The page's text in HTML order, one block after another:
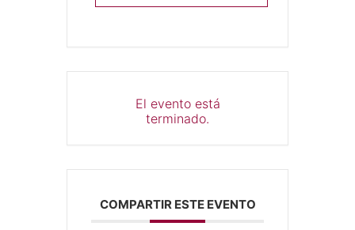
El evento está
terminado.
COMPARTIR ESTE EVENTO